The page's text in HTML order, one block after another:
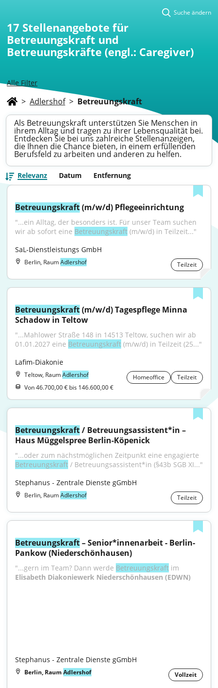
Alle Filter
Suche ändern
17 Stellenangebote für
Betreuungskraft und
Betreuungskräfte (engl.: Caregiver)
> Adlershof > Betreuungskraft
Als Betreuungskraft unterstützen Sie Menschen in
ihrem Alltag und tragen zu ihrer Lebensqualität bei.
Entdecken Sie bei uns zahlreiche Stellenanzeigen,
die Ihnen die Chance bieten, in einem erfüllenden
Berufsfeld zu arbeiten und anderen zu helfen.
Relevanz Datum Entfernung
Betreuungskraft (m/w/d) Pflegeeinrichtung
"...ein Alltag, der besonders ist. Für unser Team suchen
wir ab sofort eine Betreuungskraft (m/w/d) in Teilzeit..."
SaL-Dienstleistungs GmbH
Berlin, RaumAdlershof Teilzeit
Betreuungskraft (m/w/d) Tagespflege Minna
Schadow in Teltow
"...Mahlower Straße 148 in 14513 Teltow, suchen wir ab
01.01.2027 eine Betreuungskraft (m/w/d) in Teilzeit (25..."
Lafim-Diakonie
Teltow, RaumAdlershof Homeoffice
Teilzeit
Von 46.700,00 € bis 146.600,00 €
Betreuungskraft / Betreuungsassistent*in –
Haus Müggelspree Berlin-Köpenick
Betreuungskraft / Betreuungsassistent*in (§43b SGB XI..."
Stephanus - Zentrale Dienste gGmbH
Berlin, RaumAdlershof Teilzeit
Betreuungskraft – Senior*innenarbeit - Berlin-
Pankow (Niederschönhausen)
"...gern im Team? Dann werde Betreuungskraft
Elisabeth Diakoniewerk Niederschönhausen (EDWN)
Stephanus - Zentrale Dienste gGmbH
Berlin, Raum Adlershof Vollzeit